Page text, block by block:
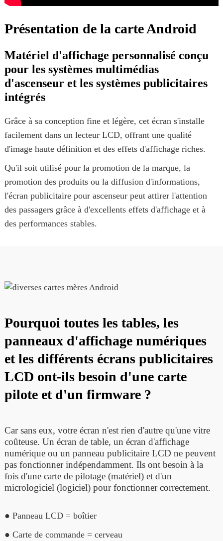
Présentation de la carte Android
Matériel d'affichage personnalisé conçu
pour les systèmes multimédias
d'ascenseur et les systèmes publicitaires
intégrés
Grâce à sa conception fine et légère, cet écran s'installe
facilement dans un lecteur LCD, offrant une qualité
d'image haute définition et des effets d'affichage riches.
Qu'il soit utilisé pour la promotion de la marque, la
promotion des produits ou la diffusion d'informations,
l'écran publicitaire pour ascenseur peut attirer l'attention
des passagers grâce à d'excellents effets d'affichage et à
des performances stables.
Pourquoi toutes les tables, les
panneaux d'affichage numériques
et les différents écrans publicitaires
LCD ont-ils besoin d'une carte
pilote et d'un firmware ?
Car sans eux, votre écran n'est rien d'autre qu'une vitre
coûteuse. Un écran de table, un écran d'affichage
numérique ou un panneau publicitaire LCD ne peuvent
pas fonctionner indépendamment. Ils ont besoin à la
fois d'une carte de pilotage (matériel) et d'un
micrologiciel (logiciel) pour fonctionner correctement.
● Panneau LCD = boîtier
● Carte de commande = cerveau